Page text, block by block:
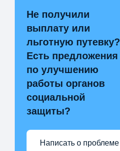
Не получили
выплату или
льготную путевку?
Есть предложения
по улучшению
работы органов
социальной
защиты?
Написать о проблеме